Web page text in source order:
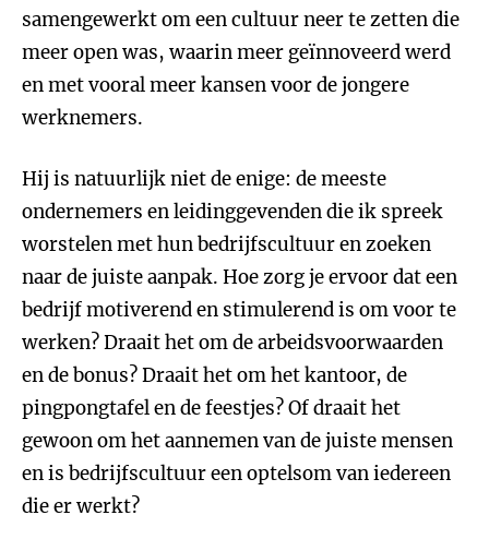
samengewerkt om een cultuur neer te zetten die
meer open was, waarin meer geïnnoveerd werd
en met vooral meer kansen voor de jongere
werknemers.
Hij is natuurlijk niet de enige: de meeste
ondernemers en leidinggevenden die ik spreek
worstelen met hun bedrijfscultuur en zoeken
naar de juiste aanpak. Hoe zorg je ervoor dat een
bedrijf motiverend en stimulerend is om voor te
werken? Draait het om de arbeidsvoorwaarden
en de bonus? Draait het om het kantoor, de
pingpongtafel en de feestjes? Of draait het
gewoon om het aannemen van de juiste mensen
en is bedrijfscultuur een optelsom van iedereen
die er werkt?